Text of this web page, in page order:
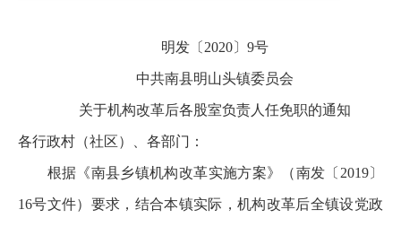
明发〔2020〕9号
中共南县明山头镇委员会
关于机构改革后各股室负责人任免职的通知
各行政村（社区）、各部门：
根据《南县乡镇机构改革实施方案》（南发〔2019〕
16号文件）要求，结合本镇实际，机构改革后全镇设党政